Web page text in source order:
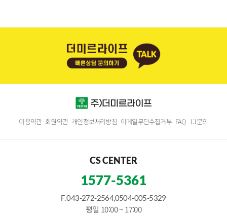
이용약관 회원약관 개인정보처리방침 이메일무단수집거부 FAQ 1:1문의
CS CENTER
1577-5361
F. 043-272-2564,0504-005-5329
평일 10:00 ~ 17:00